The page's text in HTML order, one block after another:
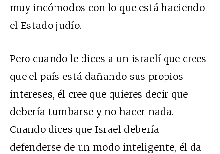
muy incómodos con lo que está haciendo
el Estado judío.
Pero cuando le dices a un israelí que crees
que el país está dañando sus propios
intereses, él cree que quieres decir que
debería tumbarse y no hacer nada.
Cuando dices que Israel debería
defenderse de un modo inteligente, él da